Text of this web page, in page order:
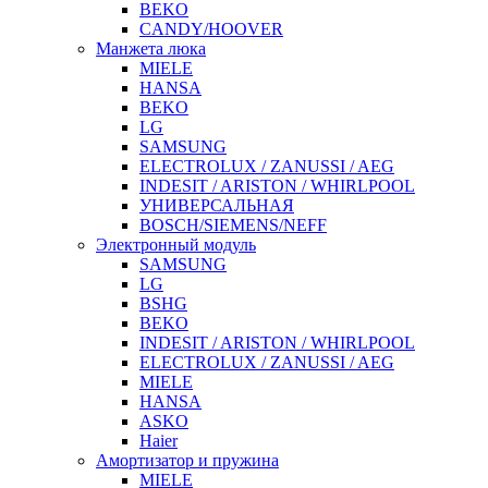
BEKO
CANDY/HOOVER
Манжета люка
MIELE
HANSA
BEKO
LG
SAMSUNG
ELECTROLUX / ZANUSSI / AEG
INDESIT / ARISTON / WHIRLPOOL
УНИВЕРСАЛЬНАЯ
BOSCH/SIEMENS/NEFF
Электронный модуль
SAMSUNG
LG
BSHG
BEKO
INDESIT / ARISTON / WHIRLPOOL
ELECTROLUX / ZANUSSI / AEG
MIELE
HANSA
ASKO
Haier
Амортизатор и пружина
MIELE